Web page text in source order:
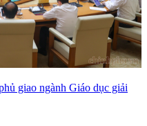
giao ngành Giáo dục giải